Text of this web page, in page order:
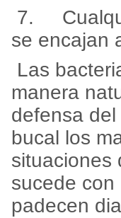
7.
se encajan
Las
manera
defensa
bucal los
situaciones
sucede
padecen